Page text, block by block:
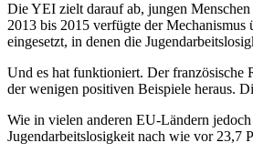
Die YEI zielt darauf ab, jungen
2013 bis 2015 verfügte der
eingesetzt, in denen die
Und es hat funktioniert. Der französische
der wenigen positiven Beispiele heraus.
Wie in vielen anderen EU-Ländern
Jugendarbeitslosigkeit nach wie vor 23,7